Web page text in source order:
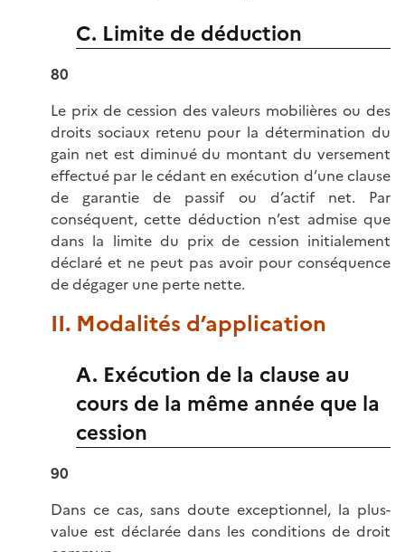
C. Limite de déduction
80
Le prix de cession des valeurs mobilières ou des
droits sociaux retenu pour la détermination du
gain net est diminué du montant du versement
effectué par le cédant en exécution d’une clause
de garantie de passif ou d’actif net. Par
conséquent, cette déduction n’est admise que
dans la limite du prix de cession initialement
déclaré et ne peut pas avoir pour conséquence
de dégager une perte nette.
II. Modalités d’application
A. Exécution de la clause au
cours de la même année que la
cession
90
Dans ce cas, sans doute exceptionnel, la plus-
value est déclarée dans les conditions de droit